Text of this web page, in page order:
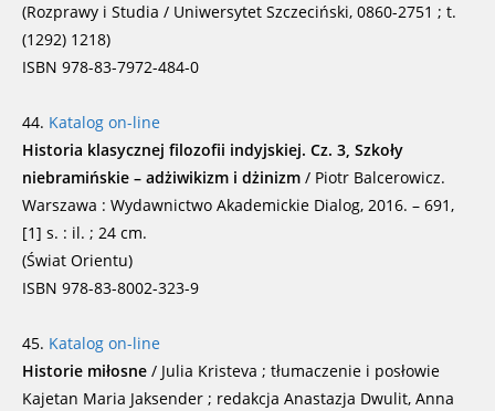
(Rozprawy i Studia / Uniwersytet Szczeciński, 0860-2751 ; t.
(1292) 1218)
ISBN 978-83-7972-484-0
44. Katalog on-line
Historia klasycznej filozofii indyjskiej. Cz. 3, Szkoły
niebramińskie – adżiwikizm i dżinizm / Piotr Balcerowicz.
Warszawa : Wydawnictwo Akademickie Dialog, 2016. – 691,
[1] s. : il. ; 24 cm.
(Świat Orientu)
ISBN 978-83-8002-323-9
45. Katalog on-line
Historie miłosne / Julia Kristeva ; tłumaczenie i posłowie
Kajetan Maria Jaksender ; redakcja Anastazja Dwulit, Anna